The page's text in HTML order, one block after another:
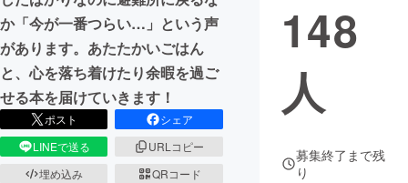
か「今が一番つらい…」という声
があります。あたたかいごはん
と、心を落ち着けたり余暇を過ご
せる本を届けていきます！
ポスト
シェア
LINEで送る
URLコピー
埋め込み
QRコード
148
人
募集終了まで残
り